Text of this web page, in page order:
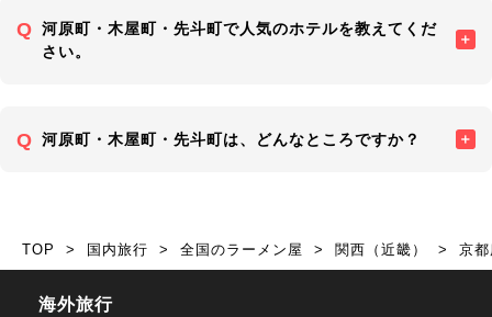
河原町・木屋町・先斗町で人気のホテルを教えてくだ
さい。
河原町・木屋町・先斗町は、どんなところですか？
TOP 国内旅行 全国のラーメン屋 関西（近畿） 京
海外旅行